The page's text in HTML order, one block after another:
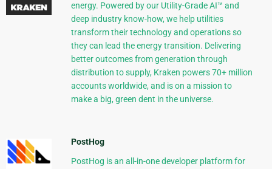
energy. Powered by our Utility-Grade AI™ and
deep industry know-how, we help utilities
transform their technology and operations so
they can lead the energy transition. Delivering
better outcomes from generation through
distribution to supply, Kraken powers 70+ million
accounts worldwide, and is on a mission to
make a big, green dent in the universe.
PostHog
PostHog is an all-in-one developer platform for